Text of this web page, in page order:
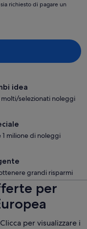
richiesto di pagare un
idea
molti/selezionati noleggi
1 milione di noleggi
grandi risparmi
per
per visualizzare i